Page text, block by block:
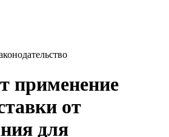
применение
от
для